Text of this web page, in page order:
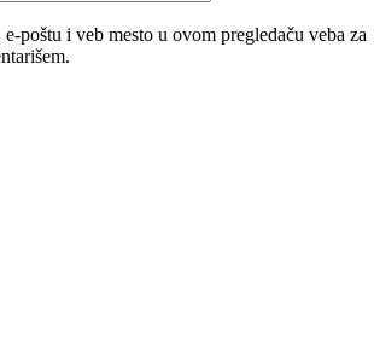
poštu i veb mesto u ovom pregledaču veba za